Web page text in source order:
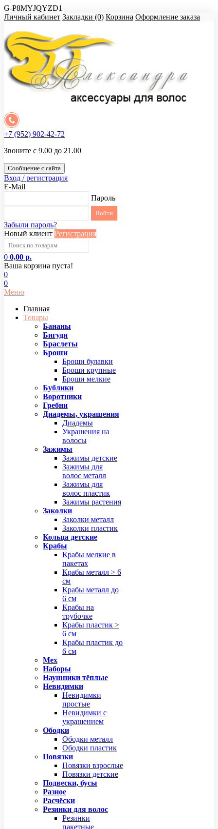
G-P8MYJQYZD1
Личный кабинет Закладки (0) Корзина Оформление заказа
+7 (952) 902-42-72
Звоните с 9.00 до 21.00
Сообщение с сайта
Вход / регистрация
E-Mail
Пароль
Забыли пароль?
Новый клиент Регистрация
0 0,00 р.
Ваша корзина пуста!
0
0
Меню
Главная
Товары
Бананы
Бигуди
Браслеты
Броши
Броши булавки
Броши крупные
Броши мелкие
Бублики
Воротники
Гребни
Диадемы, украшения
Диадемы
Украшения на
волосы
Зажимы
Зажимы детские
Зажимы для
волос металл
Зажимы для
волос пластик
Зажимы растения
Заколки
Заколки металл
Заколки пластик
Кольца детские
Крабы
Крабы мелкие в
пакетах
Крабы металл > 6
см
Крабы металл до
6 см
Крабы на
трубочке
Крабы пластик >
6 см
Крабы пластик до
6 см
Мех
Наборы
Наушники тёплые
Невидимки
Невидимки
простые
Невидимки с
украшением
Ободки
Ободки металл
Ободки пластик
Повязки
Повязки взрослые
Повязки детские
Подвески, бусы
Разное
Расчёски
Резинки для волос
Резинки
пакетные